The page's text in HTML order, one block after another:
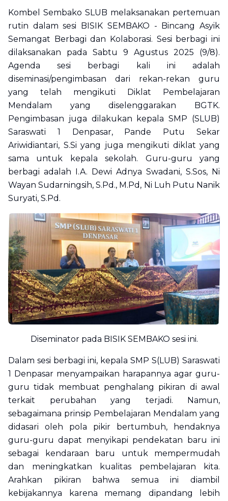
Kombel Sembako SLUB melaksanakan pertemuan
rutin dalam sesi BISIK SEMBAKO - Bincang Asyik
Semangat Berbagi dan Kolaborasi. Sesi berbagi ini
dilaksanakan pada Sabtu 9 Agustus 2025 (9/8).
Agenda sesi berbagi kali ini adalah
diseminasi/pengimbasan dari rekan-rekan guru
yang telah mengikuti Diklat Pembelajaran
Mendalam yang diselenggarakan BGTK.
Pengimbasan juga dilakukan kepala SMP (SLUB)
Saraswati 1 Denpasar, Pande Putu Sekar
Ariwidiantari, S.Si yang juga mengikuti diklat yang
sama untuk kepala sekolah. Guru-guru yang
berbagi adalah I.A. Dewi Adnya Swadani, S.Sos, Ni
Wayan Sudarningsih, S.Pd., M.Pd, Ni Luh Putu Nanik
Suryati, S.Pd.
Diseminator pada BISIK SEMBAKO sesi ini.
Dalam sesi berbagi ini, kepala SMP S(LUB) Saraswati
1 Denpasar menyampaikan harapannya agar guru-
guru tidak membuat penghalang pikiran di awal
terkait perubahan yang terjadi. Namun,
sebagaimana prinsip Pembelajaran Mendalam yang
didasari oleh pola pikir bertumbuh, hendaknya
guru-guru dapat menyikapi pendekatan baru ini
sebagai kendaraan baru untuk mempermudah
dan meningkatkan kualitas pembelajaran kita.
Arahkan pikiran bahwa semua ini diambil
kebijakannya karena memang dipandang lebih